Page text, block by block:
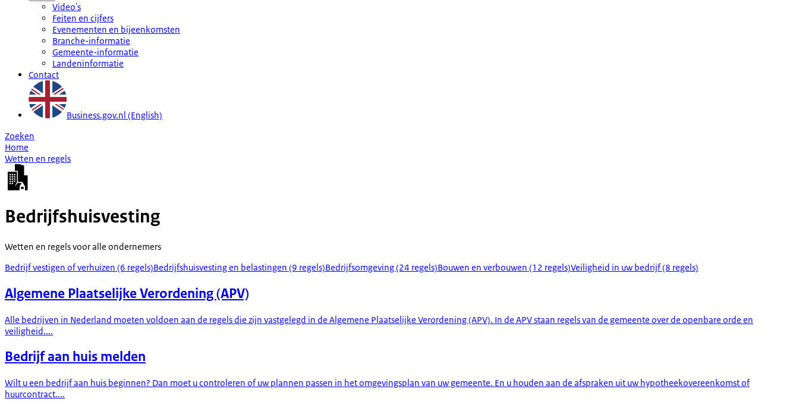
Video's
Feiten en cijfers
Evenementen en bijeenkomsten
Branche-informatie
Gemeente-informatie
Landeninformatie
Contact
Business.gov.nl (English)
Zoeken
Home
Wetten en regels
Bedrijfshuisvesting
Wetten en regels voor alle ondernemers
Bedrijf vestigen of verhuizen (6 regels)Bedrijfshuisvesting en belastingen (9 regels)Bedrijfsomgeving (24 regels)Bouwen en verbouwen (12 regels)Veiligheid in uw bedrijf (8 regels)
Algemene Plaatselijke Verordening (APV)
Alle bedrijven in Nederland moeten voldoen aan de regels die zijn vastgelegd in de Algemene Plaatselijke Verordening (APV). In de APV staan regels van de gemeente over de openbare orde en
veiligheid....
Bedrijf aan huis melden
Wilt u een bedrijf aan huis beginnen? Dan moet u controleren of uw plannen passen in het omgevingsplan van uw gemeente. En u houden aan de afspraken uit uw hypotheekovereenkomst of
huurcontract....